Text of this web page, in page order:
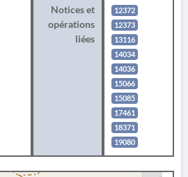
Notices et
opérations
liées
12372
12373
13116
14034
14036
15066
15085
17461
18371
19080